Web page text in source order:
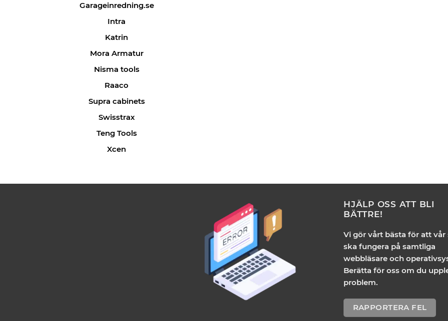
Garageinredning.se
Intra
Katrin
Mora Armatur
Nisma tools
Raaco
Supra cabinets
Swisstrax
Teng Tools
Xcen
HJÄLP OSS ATT BLI
BÄTTRE!
Vi gör vårt bästa för att vår
ska fungera på samtliga
webbläsare och
Berätta för oss om du
problem.
RAPPORTERA FEL